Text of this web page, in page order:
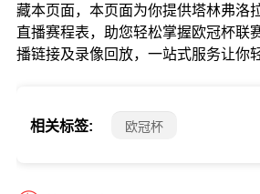
藏本页面，本页面为你提供塔林弗洛
直播赛程表，助您轻松掌握欧冠杯联
播链接及录像回放，一站式服务让你
相关标签: 欧冠杯